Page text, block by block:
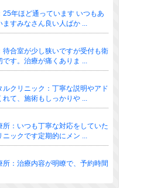
25年ほど通っています いつもあ
ますみなさん良い人ばか ...
待合室が少し狭いですが受付も衛
です。治療が痛くありま ...
ルクリニック：丁寧な説明やアド
れて、施術もしっかりや ...
所：いつも丁寧な対応をしていた
ニックです定期的にメン ...
所：治療内容が明瞭で、予約時間